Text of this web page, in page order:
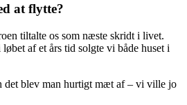
at flytte?
tiltalte os som næste skridt i livet.
af et års tid solgte vi både huset i
det blev man hurtigt mæt af – vi ville jo